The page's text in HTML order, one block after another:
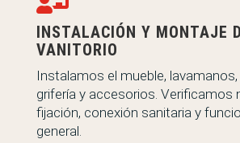
INSTALACIÓN Y MONTAJE
VANITORIO
Instalamos el mueble, lavamanos,
grifería y accesorios. Verificamos
fijación, conexión sanitaria y
general.